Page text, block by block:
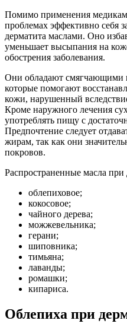
Помимо применения
проблемах эффективно себя
дерматита маслами. Оно
уменьшает высыпания на
обострения заболевания.
Они обладают смягчающими
которые помогают
кожи, нарушенный
Кроме наружного лечения
употреблять пищу с
Предпочтение следует
жирам, так как они
покровов.
Распространенные масла при
облепиховое;
кокосовое;
чайного дерева;
можжевельника;
герани;
шиповника;
тимьяна;
лаванды;
ромашки;
кипариса.
Облепиха при